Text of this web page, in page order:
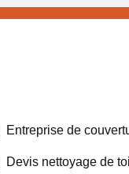
Entreprise de
Devis nettoyage de